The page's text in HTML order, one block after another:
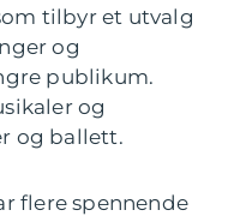
tilbyr et utvalg
og
publikum.
og
og ballett.
flere spennende